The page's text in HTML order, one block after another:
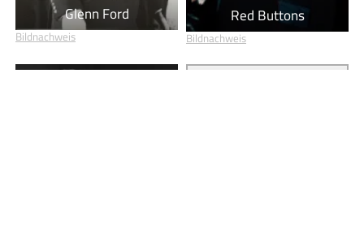
Glenn Ford
Bildnachweis
Red Buttons
Bildnachweis